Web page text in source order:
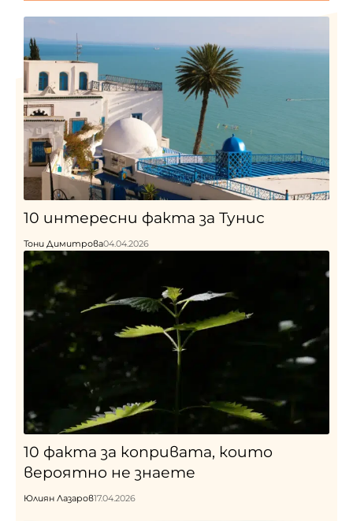
10 интересни факта за Тунис
Тони Димитрова04.04.2026
10 факта за копривата, които
вероятно не знаете
Юлиян Лазаров17.04.2026